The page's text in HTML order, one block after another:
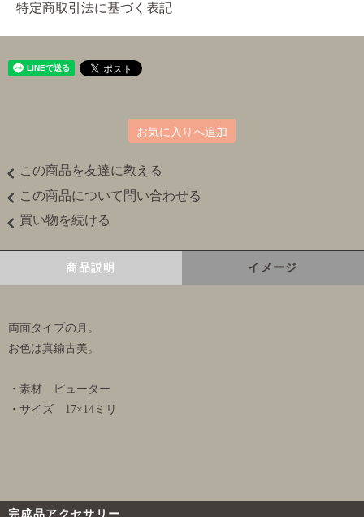
特定商取引法に基づく表記
お気に入りへ追加
この商品を友達に教える
この商品について問い合わせる
買い物を続ける
商品説明 イメージ
両面タイプの月。
お色は真鍮古美。
・素材 ピューター
・サイズ 17×14ミリ
完成品アクセサリー